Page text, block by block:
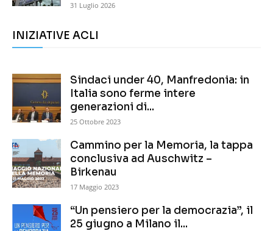
31 Luglio 2026
INIZIATIVE ACLI
Sindaci under 40, Manfredonia: in
Italia sono ferme intere
generazioni di...
25 Ottobre 2023
Cammino per la Memoria, la tappa
conclusiva ad Auschwitz –
Birkenau
17 Maggio 2023
“Un pensiero per la democrazia”, il
25 giugno a Milano il...